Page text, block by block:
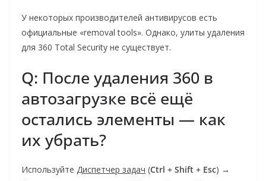
У некоторых производителей антивирусов есть
официальные «removal tools». Однако, улиты удаления
для 360 Total Security не существует.
Q: После удаления 360 в
автозагрузке всё ещё
остались элементы — как
их убрать?
Используйте Диспетчер задач (Ctrl + Shift + Esc) →